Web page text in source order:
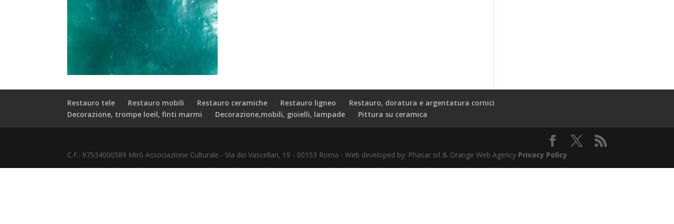
Restauro tele Restauro mobili Restauro ceramiche Restauro ligneo
Restauro, doratura e argentatura cornici
Decorazione, trompe loeil, finti marmi
Decorazione,mobili, gioielli, lampade Pittura su ceramica
C.F.: 97534000589 Mirò Associazione Culturale - Via dei Vascellari, 19 - 00153 Roma - Web developed by: Phasar srl & Orange Web Agency Privacy Policy